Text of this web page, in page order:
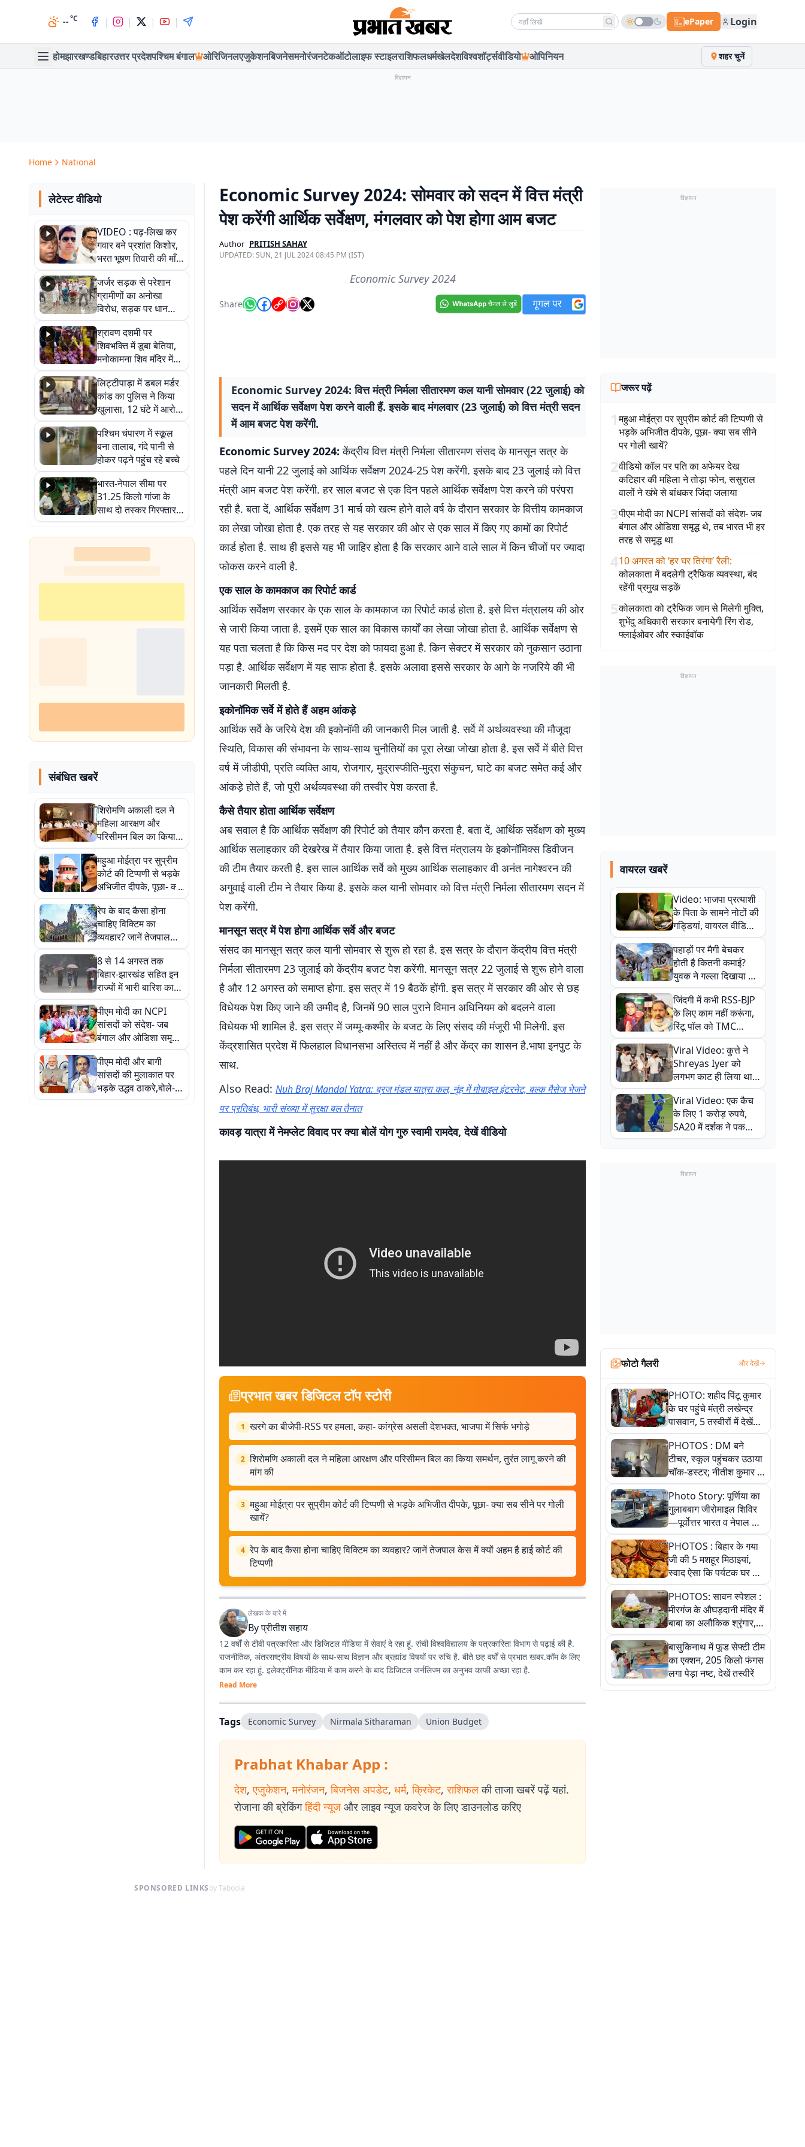
--°C | | | | Search news ePaper Login
होमझारखण्डबिहारउत्तर प्रदेशपश्चिम बंगाल ओरिजिनलएजुकेशनबिजनेसमनोरंजनटेकऑटोलाइफ स्टाइलराशिफलधर्मखेलदेशविश्वशॉर्ट्सवीडियो ओपिनियन शहर चुनें
विज्ञापन
Home National
लेटेस्ट वीडियो
VIDEO : पढ़-लिख कर
गवार बने प्रशांत किशोर,
भरत भूषण तिवारी की माँ ने
कहा नहीं थी उम्मीद, बेटा
था तो किसी को बोलने की
नहीं थी हिम्मत
जर्जर सड़क से परेशान
ग्रामीणों का अनोखा
विरोध, सड़क पर धान
रोपकर और खाद डालकर
जताया आक्रोश
श्रावण दशमी पर
शिवभक्ति में डूबा बेतिया,
मनोकामना शिव मंदिर में
हुआ भव्य श्रृंगार
लिट्टीपाड़ा में डबल मर्डर
कांड का पुलिस ने किया
खुलासा, 12 घंटे में आरोपी
गिरफ्तार
पश्चिम चंपारण में स्कूल
बना तालाब, गंदे पानी से
होकर पढ़ने पहुंच रहे बच्चे
भारत-नेपाल सीमा पर
31.25 किलो गांजा के
साथ दो तस्कर गिरफ्तार,
नेपाली नंबर की बाइक
जब्त
संबंधित खबरें
शिरोमणि अकाली दल ने
महिला आरक्षण और
परिसीमन बिल का किया
समर्थन, तुरंत लागू करने
की मांग की
महुआ मोईत्रा पर सुप्रीम
कोर्ट की टिप्पणी से भड़के
अभिजीत दीपके, पूछा- क्या
सब सीने पर गोली खायें?
रेप के बाद कैसा होना
चाहिए विक्टिम का
व्यवहार? जानें तेजपाल
केस में क्यों अहम है हाई
कोर्ट की टिप्पणी
8 से 14 अगस्त तक
बिहार-झारखंड सहित इन
राज्यों में भारी बारिश का
अलर्ट, आंधी-तूफान की
चेतावनी
पीएम मोदी का NCPI
सांसदों को संदेश- जब
बंगाल और ओडिशा समृद्ध
थे, तब भारत भी हर तरह
से समृद्ध था
पीएम मोदी और बागी
सांसदों की मुलाकात पर
भड़के उद्धव ठाकरे,बोले-
गद्दारों से मिलने का समय
Economic Survey 2024: सोमवार को सदन में वित्त मंत्री
पेश करेंगी आर्थिक सर्वेक्षण, मंगलवार को पेश होगा आम बजट
Author PRITISH SAHAY
UPDATED:SUN, 21 JUL 2024 08:45 PM (IST)
Economic Survey 2024
Share
Economic Survey 2024: वित्त मंत्री निर्मला सीतारमण कल यानी सोमवार (22 जुलाई) को
सदन में आर्थिक सर्वेक्षण पेश करने वाली हैं. इसके बाद मंगलवार (23 जुलाई) को वित्त मंत्री सदन
में आम बजट पेश करेंगी.
Economic Survey 2024:केंद्रीय वित्त मंत्री निर्मला सीतारमण संसद के मानसून सत्र के
पहले दिन यानी 22 जुलाई को आर्थिक सर्वेक्षण 2024-25 पेश करेंगी. इसके बाद 23 जुलाई को वित्त
मंत्री आम बजट पेश करेंगी. हर साल बजट से एक दिन पहले आर्थिक सर्वेक्षण पेश करने की परंपरा
रही है. बता दें, आर्थिक सर्वेक्षण 31 मार्च को खत्म होने वाले वर्ष के दौरान सरकार के वित्तीय कामकाज
का लेखा जोखा होता है. एक तरह से यह सरकार की ओर से एक साल में किए गए कामों का रिपोर्ट
कार्ड होता है. साथ ही इससे यह भी जाहिर होता है कि सरकार आने वाले साल में किन चीजों पर ज्यादा
फोकस करने वाली है.
एक साल के कामकाज का रिपोर्ट कार्ड
आर्थिक सर्वेक्षण सरकार के एक साल के कामकाज का रिपोर्ट कार्ड होता है. इसे वित्त मंत्रालय की ओर
से जारी किया जाता है. इसमें एक साल का विकास कार्यों का लेखा जोखा होता है. आर्थिक सर्वेक्षण से
यह पता चलता है कि किस मद पर देश को फायदा हुआ है. किन सेक्टर में सरकार को नुकसान उठाना
पड़ा है. आर्थिक सर्वेक्षण में यह साफ होता है. इसके अलावा इससे सरकार के आगे के नजरिये की भी
जानकारी मिलती है.
इकोनॉमिक सर्वे में होते हैं अहम आंकड़े
आर्थिक सर्वे के जरिये देश की इकोनॉमी की जानकारी मिल जाती है. सर्वे में अर्थव्यवस्था की मौजूदा
स्थिति, विकास की संभावना के साथ-साथ चुनौतियों का पूरा लेखा जोखा होता है. इस सर्वे में बीते वित्त
वर्ष में जीडीपी, प्रति व्यक्ति आय, रोजगार, मुद्रास्फीति-मुद्रा संकुचन, घाटे का बजट समेत कई और
आंकड़े होते हैं, जो पूरी अर्थव्यवस्था की तस्वीर पेश करता है.
कैसे तैयार होता आर्थिक सर्वेक्षण
अब सवाल है कि आर्थिक सर्वेक्षण की रिपोर्ट को तैयार कौन करता है. बता दें, आर्थिक सर्वेक्षण को मुख्य
आर्थिक सलाहकार की देखरेख में तैयार किया जाता है. इसे वित्त मंत्रालय के इकोनॉमिक्स डिवीजन
की टीम तैयार करती है. इस साल आर्थिक सर्वे को मुख्य आर्थिक सलाहकार वी अनंत नागेश्वरन की
अगुवाई वाली टीम ने तैयार किया है. इसके कल यानी सोमवार को वित्त मंत्री निर्मला सीतारमण सदन में
पेश करेंगी.
मानसून सत्र में पेश होगा आर्थिक सर्वे और बजट
संसद का मानसून सत्र कल यानी सोमवार से शुरू हो रहा है. इस सत्र के दौरान केंद्रीय वित्त मंत्री
निर्मला सीतारमण 23 जुलाई को केंद्रीय बजट पेश करेंगी. मानसून सत्र 22 जुलाई से शुरू होने वाला
है और 12 अगस्त को समाप्त होगा. इस सत्र में 19 बैठकें होंगी. इस सत्र में सरकार की ओर से छह
विधेयक पेश किए जाने की उम्मीद है, जिनमें 90 साल पुराने विमान अधिनियम को बदलने वाला
विधेयक भी शामिल है. इस सत्र में जम्मू-कश्मीर के बजट के लिए संसद की मंजूरी भी मिलेगी. इस
केंद्रशासित प्रदेश में फिलहाल विधानसभा अस्तित्व में नहीं है और केंद्र का शासन है.भाषा इनपुट के
साथ.
Also Read: Nuh Braj Mandal Yatra: ब्रज मंडल यात्रा कल, नूंह में मोबाइल इंटरनेट, बल्क मैसेज भेजने
पर प्रतिबंध, भारी संख्या में सुरक्षा बल तैनात
कावड़ यात्रा में नेमप्लेट विवाद पर क्या बोलें योग गुरु स्वामी रामदेव, देखें वीडियो
प्रभात खबर डिजिटल टॉप स्टोरी
1 खरगे का बीजेपी-RSS पर हमला, कहा- कांग्रेस असली देशभक्त, भाजपा में सिर्फ भगोड़े
2 शिरोमणि अकाली दल ने महिला आरक्षण और परिसीमन बिल का किया समर्थन, तुरंत लागू करने की
मांग की
3 महुआ मोईत्रा पर सुप्रीम कोर्ट की टिप्पणी से भड़के अभिजीत दीपके, पूछा- क्या सब सीने पर गोली
खायें?
4 रेप के बाद कैसा होना चाहिए विक्टिम का व्यवहार? जानें तेजपाल केस में क्यों अहम है हाई कोर्ट की
टिप्पणी
लेखक के बारे में
Byप्रीतीश सहाय
12 वर्षों से टीवी पत्रकारिता और डिजिटल मीडिया में सेवाएं दे रहा हूं. रांची विश्वविद्यालय के पत्रकारिता विभाग से पढ़ाई की है.
राजनीतिक, अंतरराष्ट्रीय विषयों के साथ-साथ विज्ञान और ब्रह्मांड विषयों पर रुचि है. बीते छह वर्षों से प्रभात खबर.कॉम के लिए
काम कर रहा हूं. इलेक्ट्रॉनिक मीडिया में काम करने के बाद डिजिटल जर्नलिज्म का अनुभव काफी अच्छा रहा है.
Read More
Tags Economic Survey Nirmala Sitharaman Union Budget
Prabhat Khabar App :
देश, एजुकेशन, मनोरंजन, बिजनेस अपडेट, धर्म, क्रिकेट, राशिफल की ताजा खबरें पढ़ें यहां.
रोजाना की ब्रेकिंग हिंदी न्यूज और लाइव न्यूज कवरेज के लिए डाउनलोड करिए
विज्ञापन
जरूर पढ़ें
1महुआ मोईत्रा पर सुप्रीम कोर्ट की टिप्पणी से
भड़के अभिजीत दीपके, पूछा- क्या सब सीने
पर गोली खायें?
2वीडियो कॉल पर पति का अफेयर देख
कटिहार की महिला ने तोड़ा फोन, ससुराल
वालों ने खंभे से बांधकर जिंदा जलाया
3पीएम मोदी का NCPI सांसदों को संदेश- जब
बंगाल और ओडिशा समृद्ध थे, तब भारत भी हर
तरह से समृद्ध था
410 अगस्त को ‘हर घर तिरंगा’ रैली:
कोलकाता में बदलेगी ट्रैफिक व्यवस्था, बंद
रहेंगी प्रमुख सड़कें
5कोलकाता को ट्रैफिक जाम से मिलेगी मुक्ति,
शुभेंदु अधिकारी सरकार बनायेगी रिंग रोड,
फ्लाईओवर और स्काईवॉक
विज्ञापन
वायरल खबरें
Video: भाजपा प्रत्याशी
के पिता के सामने नोटों की
गड्डियां, वायरल वीडियो
से राजनीति में उबाल,
अजित महतो बोले- TMC
की गंदी चाल
पहाड़ों पर मैगी बेचकर
होती है कितनी कमाई?
युवक ने गल्ला दिखाया तो
नौकरी वालों के खड़े हो गए
कान
जिंदगी में कभी RSS-BJP
के लिए काम नहीं करूंगा,
रिंटू पॉल को TMC
ऑफिस में ले जाकर पीटा,
Video वायरल
Viral Video: कुत्ते ने
Shreyas Iyer को
लगभग काट ही लिया था,
न्यूजीलैंड सीरीज से पहले
बाल-बाल बचे
Viral Video: एक कैच
के लिए 1 करोड़ रुपये,
SA20 में दर्शक ने पकड़ा
एक हाथ से गजब का कैच
विज्ञापन
फोटो गैलरी और देखें
PHOTO: शहीद पिंटू कुमार
के घर पहुंचे मंत्री लखेन्द्र
पासवान, 5 तस्वीरों में देखें
उस भावुक पल की पूरी
कहानी
PHOTOS : DM बने
टीचर, स्कूल पहुंचकर उठाया
चॉक-डस्टर; नीतीश कुमार के
इस चहेते अधिकारी को
जानिए
Photo Story: पूर्णिया का
गुलाबबाग जीरोमाइल शिविर
—पूर्वोत्तर भारत व नेपाल के
कांवरियों का प्रमुख सेवा धाम
PHOTOS : बिहार के गया
जी की 5 मशहूर मिठाइयां,
स्वाद ऐसा कि पर्यटक घर ले
जाना नहीं भूलते, तस्वीरों में
देखें
PHOTOS: सावन स्पेशल :
मीरगंज के औघड़दानी मंदिर में
बाबा का अलौकिक श्रृंगार,
तस्वीरों में देखें महादेव के कई
मनमोहक स्वरूप
बासुकिनाथ में फूड सेफ्टी टीम
का एक्शन, 205 किलो फंगस
लगा पेड़ा नष्ट, देखें तस्वीरें
SPONSORED LINKSby Taboola